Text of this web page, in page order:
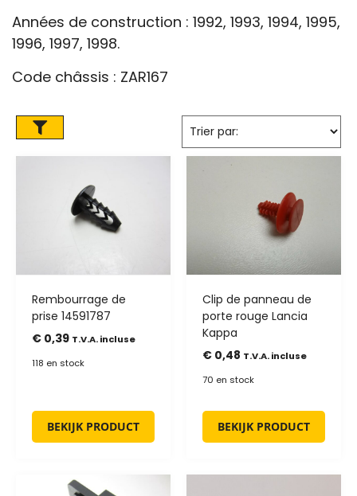
Années de construction : 1992, 1993, 1994, 1995,
1996, 1997, 1998.
Code châssis : ZAR167
Rembourrage de
prise 14591787
€ 0,39 T.V.A. incluse
118 en stock
BEKIJK PRODUCT
Clip de panneau de
porte rouge Lancia
Kappa
€ 0,48 T.V.A. incluse
70 en stock
BEKIJK PRODUCT